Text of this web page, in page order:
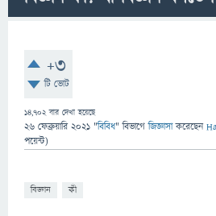
+3
টি ভোট
14,702বার দেখা হয়েছে
26 ফেব্রুয়ারি 2021 "বিবিধ" বিভাগে জিজ্ঞাসাকরেছেন
পয়েন্ট)
বিজ্ঞান কী